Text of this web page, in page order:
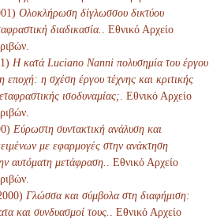
Ολοκλήρωση δίγλωσσου δικτύου
διαδικασία.
. Εθνικό Αρχείο
Η κατά Luciano Nanni πολυσημία του έργου
εποχή: η σχέση έργου τέχνης και κριτικής
ισοδυναμίας; . Εθνικό Αρχείο
Εύρωστη συντακτική ανάλυση και
με εφαρμογές στην ανάκτηση
αυτόματη μετάφραση.
. Εθνικό Αρχείο
Γλώσσα και σύμβολα στη διαφήμιση:
και συνδυασμοί τους.
. Εθνικό Αρχείο